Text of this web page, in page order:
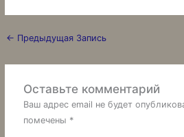
← Предыдущая Запись
Оставьте комментарий
Ваш адрес email не будет
помечены *